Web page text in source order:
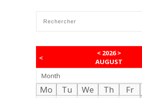
<
< 2026>
AUGUST
Month
Mo Tu We Th Fr